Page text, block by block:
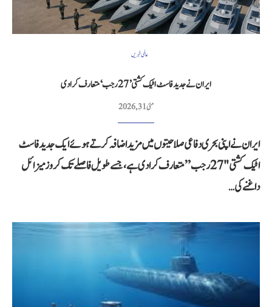
عالمی خبریں
ایران نے جدید فاسٹ اٹیک کشتی ’27 رجب‘ متعارف کرا دی
مئی 31, 2026
ایران نے اپنی بحری دفاعی صلاحیتوں میں مزید اضافہ کرتے ہوئے ایک جدید فاسٹ
اٹیک کشتی "27 رجب” متعارف کرا دی ہے، جسے طویل فاصلے تک کروز میزائل
داغنے کی…